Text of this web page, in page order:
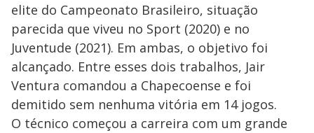
elite do Campeonato Brasileiro, situação
parecida que viveu no Sport (2020) e no
Juventude (2021). Em ambas, o objetivo foi
alcançado. Entre esses dois trabalhos, Jair
Ventura comandou a Chapecoense e foi
demitido sem nenhuma vitória em 14 jogos.
O técnico começou a carreira com um grande